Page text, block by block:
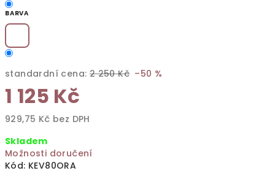
BARVA
standardní cena: 2 250 Kč –50 %
1 125 Kč
929,75 Kč bez DPH
cena:
Skladem
Možnosti doručení
Kód: KEV80ORA